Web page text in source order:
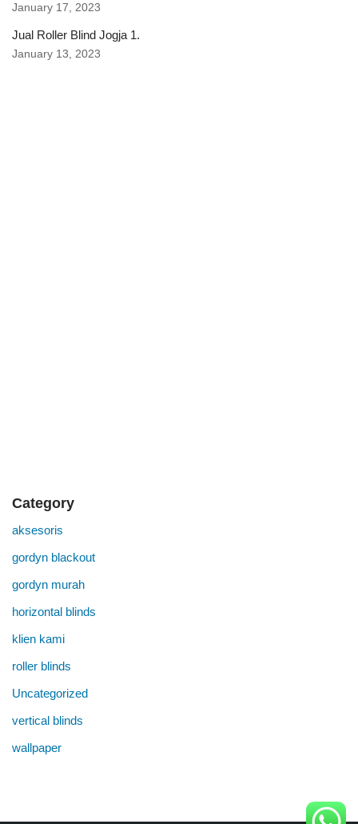
January 17, 2023
Jual Roller Blind Jogja 1.
January 13, 2023
Category
aksesoris
gordyn blackout
gordyn murah
horizontal blinds
klien kami
roller blinds
Uncategorized
vertical blinds
wallpaper